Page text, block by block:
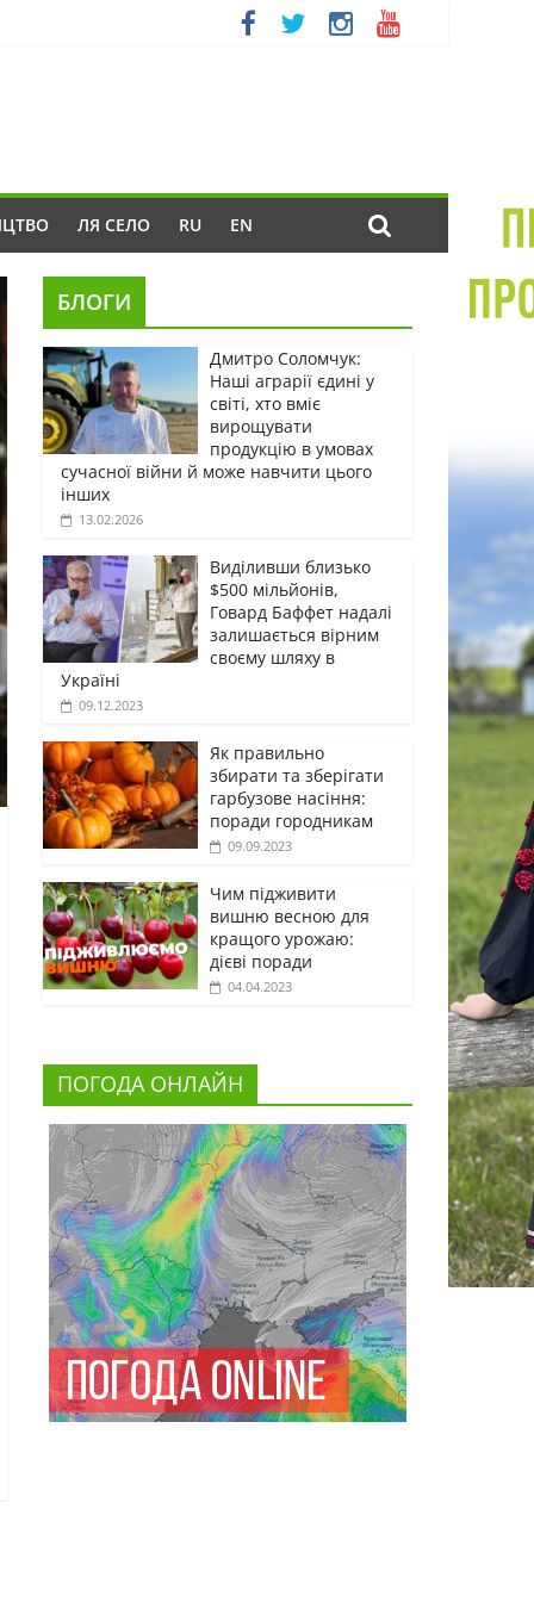
ЛЯ СЕЛО RU EN
БЛОГИ
Дмитро Соломчук:
Наші аграрії єдині у
світі, хто вміє
вирощувати
продукцію в умовах
сучасної війни й може навчити цього
інших
13.02.2026
Виділивши близько
$500 мільйонів,
Говард Баффет надалі
залишається вірним
своєму шляху в
Україні
09.12.2023
Як правильно
збирати та зберігати
гарбузове насіння:
поради городникам
09.09.2023
Чим підживити
вишню весною для
кращого урожаю:
дієві поради
04.04.2023
ПОГОДА ОНЛАЙН